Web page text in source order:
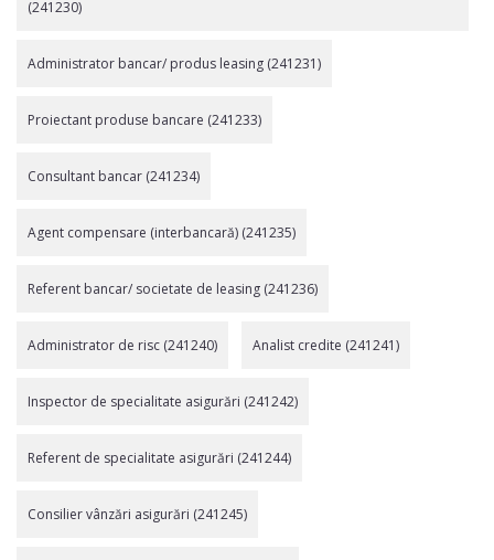
(241230)
Administrator bancar/ produs leasing (241231)
Proiectant produse bancare (241233)
Consultant bancar (241234)
Agent compensare (interbancară) (241235)
Referent bancar/ societate de leasing (241236)
Administrator de risc (241240) Analist credite (241241)
Inspector de specialitate asigurări (241242)
Referent de specialitate asigurări (241244)
Consilier vânzări asigurări (241245)